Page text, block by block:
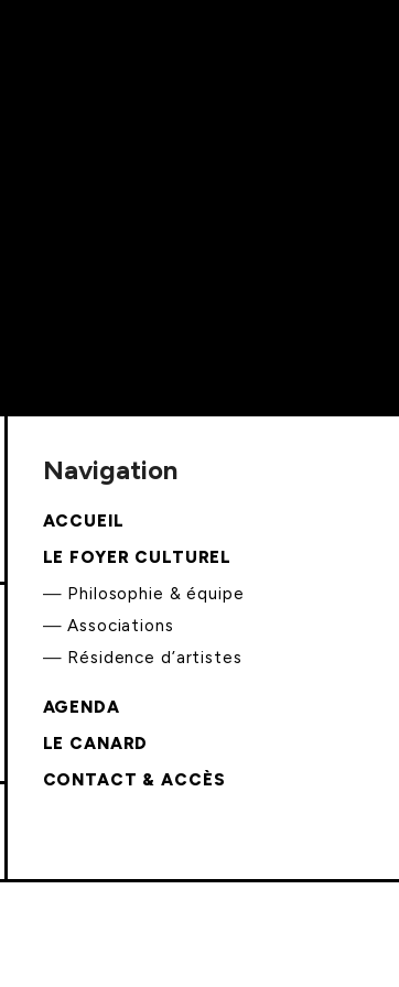
Navigation
ACCUEIL
LE FOYER CULTUREL
Philosophie & équipe
Associations
Résidence d’artistes
AGENDA
LE CANARD
CONTACT & ACCÈS